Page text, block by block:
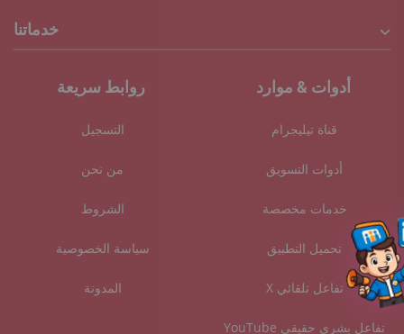
خدماتنا
روابط سريعة
التسجيل
من نحن
الشروط
سياسة الخصوصية
المدونة
أدوات & موارد
قناة تيليجرام
أدوات التسويق
خدمات مخصصة
تحميل التطبيق
X تفاعل تلقائي
YouTube تفاعل بشري حقيقي